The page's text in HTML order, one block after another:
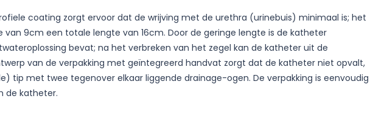
coating zorgt ervoor dat de wrijving met de urethra (urinebuis) minimaal is; het
9cm een totale lengte van 16cm. Door de geringe lengte is de katheter
bevat; na het verbreken van het zegel kan de katheter uit de
van de verpakking met geïntegreerd handvat zorgt dat de katheter niet opvalt,
met twee tegenover elkaar liggende drainage-ogen. De verpakking is eenvoudig
de katheter.